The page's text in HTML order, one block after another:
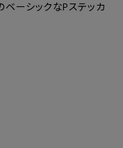
ーシックなPステッカ